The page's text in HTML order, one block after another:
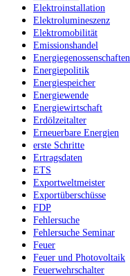
Elektroinstallation
Elektrolumineszenz
Elektromobilität
Emissionshandel
Energiegenossenschaften
Energiepolitik
Energiespeicher
Energiewende
Energiewirtschaft
Erdölzeitalter
Erneuerbare Energien
erste Schritte
Ertragsdaten
ETS
Exportweltmeister
Exportüberschüsse
FDP
Fehlersuche
Fehlersuche Seminar
Feuer
Feuer und Photovoltaik
Feuerwehrschalter